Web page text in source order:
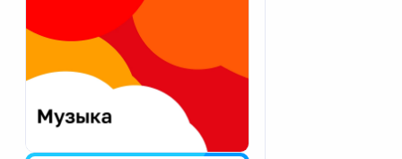
Екатеринбург
Калининград
Калуга